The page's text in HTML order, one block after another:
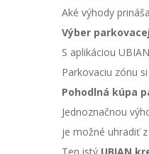
Aké výhody
Výber
S aplikáciou
Parkovaciu zónu
Pohodlná kúpa
Jednoznačnou
je možné uhradiť z
Ten istý UBIAN